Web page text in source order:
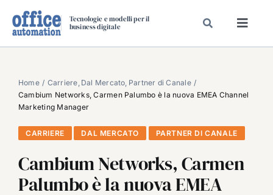
Tecnologie e modelli per il
business digitale
SPECIAL PAPER
TAVOLE ROTONDE DI REDAZIONE
DAL MERCATO
VIDEO
EVENTI
Home Carriere Dal Mercato Partner di Canale
Cambium Networks, Carmen Palumbo è la nuova EMEA Channel
Marketing Manager
CARRIERE DAL MERCATO PARTNER DI CANALE
Cambium Networks, Carmen
Palumbo è la nuova EMEA